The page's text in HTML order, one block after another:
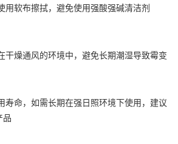
用软布擦拭，避免使用强酸强碱清洁剂
干燥通风的环境中，避免长期潮湿导致霉变
寿命，如需长期在强日照环境下使用，建议
品